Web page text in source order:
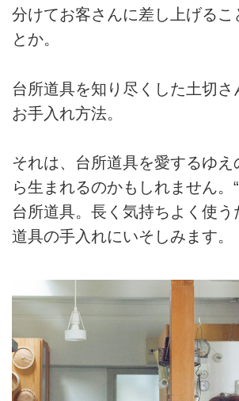
分けてお客さんに差し上げるこ
とか。
台所道具を知り尽くした土切さ
お手入れ方法。
それは、台所道具を愛するゆえ
ら生まれるのかもしれません。
台所道具。長く気持ちよく使う
道具の手入れにいそしみます。